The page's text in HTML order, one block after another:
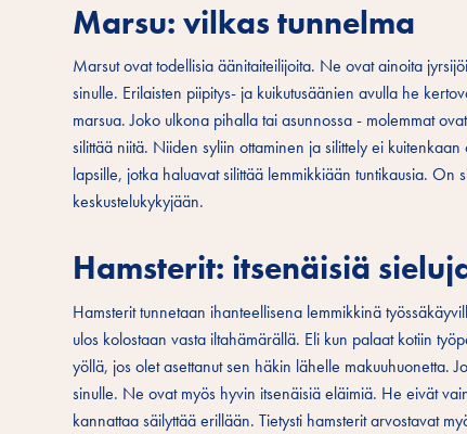
Marsu: vilkas tunnelma
Marsut ovat todellisia äänitaiteilijoita. Ne ovat ainoita
sinulle. Erilaisten piipitys- ja kuikutusäänien avulla he
marsua. Joko ulkona pihalla tai asunnossa - molemmat
silittää niitä. Niiden syliin ottaminen ja silittely ei
lapsille, jotka haluavat silittää lemmikkiään tuntikausia.
keskustelukykyjään.
Hamsterit: itsenäisiä
Hamsterit tunnetaan ihanteellisena lemmikkinä
ulos kolostaan vasta iltahämärällä. Eli kun palaat kotiin
yöllä, jos olet asettanut sen häkin lähelle makuuhuonetta.
sinulle. Ne ovat myös hyvin itsenäisiä eläimiä. He eivät
kannattaa säilyttää erillään. Tietysti hamsterit arvostavat